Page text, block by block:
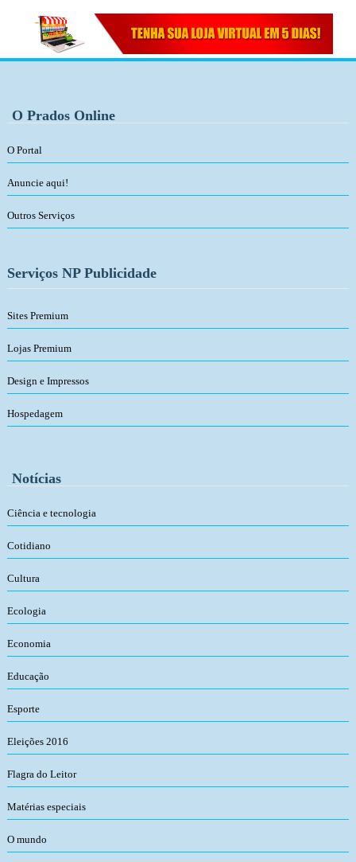
O Prados Online
O Portal
Anuncie aqui!
Outros Serviços
Serviços NP Publicidade
Sites Premium
Lojas Premium
Design e Impressos
Hospedagem
Notícias
Ciência e tecnologia
Cotidiano
Cultura
Ecologia
Economia
Educação
Esporte
Eleições 2016
Flagra do Leitor
Matérias especiais
O mundo